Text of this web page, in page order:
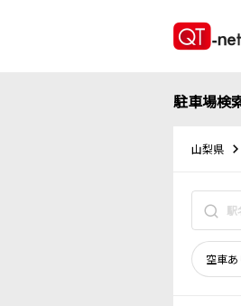
駐車場検
山梨県
空車あ